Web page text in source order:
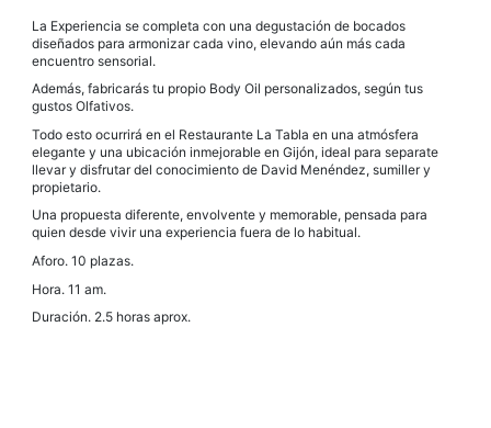
La Experiencia se completa con una degustación de bocados
diseñados para armonizar cada vino, elevando aún más cada
encuentro sensorial.
Además, fabricarás tu propio Body Oil personalizados, según tus
gustos Olfativos.
Todo esto ocurrirá en el Restaurante La Tabla en una atmósfera
elegante y una ubicación inmejorable en Gijón, ideal para separate
llevar y disfrutar del conocimiento de David Menéndez, sumiller y
propietario.
Una propuesta diferente, envolvente y memorable, pensada para
quien desde vivir una experiencia fuera de lo habitual.
Aforo. 10 plazas.
Hora. 11 am.
Duración. 2.5 horas aprox.